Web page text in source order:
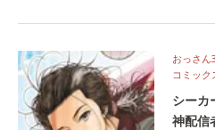
おっさん
コミック
シーカ
神配信